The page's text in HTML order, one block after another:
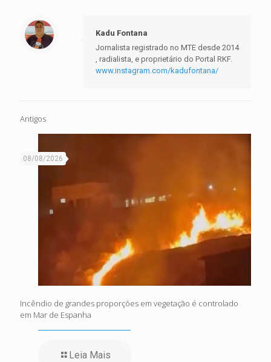
Kadu Fontana
Jornalista registrado no MTE desde 2014
, radialista, e proprietário do Portal RKF.
www.instagram.com/kadufontana/
Antigos
08/08/2026
Incêndio de grandes proporções em vegetação é controlado
em Mar de Espanha
Leia Mais